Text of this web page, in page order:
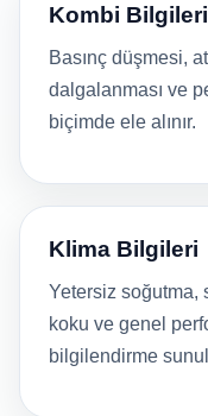
Kombi Bilgileri
Basınç düşmesi,
dalgalanması ve
biçimde ele alınır.
Klima Bilgileri
Yetersiz soğutma,
koku ve genel
bilgilendirme